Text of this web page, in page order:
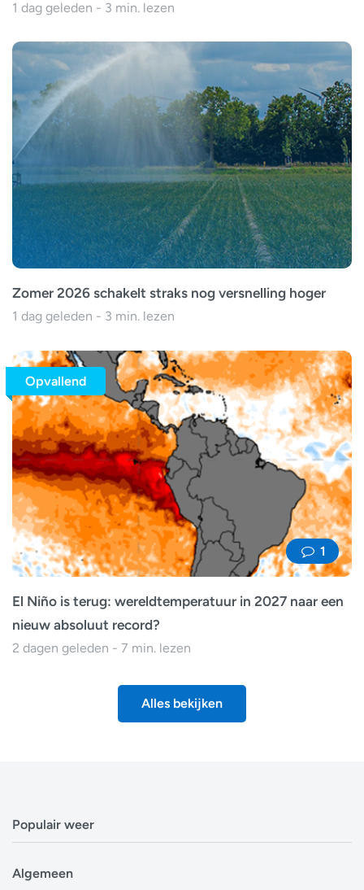
1 dag geleden - 3 min. lezen
Zomer 2026 schakelt straks nog versnelling hoger
1 dag geleden - 3 min. lezen
1
Opvallend
El Niño is terug: wereldtemperatuur in 2027 naar een
nieuw absoluut record?
2 dagen geleden - 7 min. lezen
Alles bekijken
Populair weer
Weerbericht Brussel
Algemeen